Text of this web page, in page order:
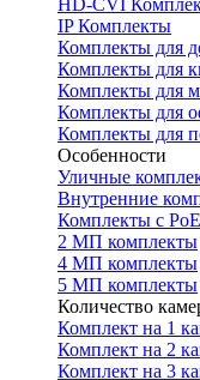
HD-CVI
IP Комплекты
Комплекты для
Комплекты для
Комплекты для
Комплекты для
Комплекты для
Особенности
Уличные
Внутренние
Комплекты с
2 МП комплекты
4 МП комплекты
5 МП комплекты
Количество
Комплект на 1
Комплект на 2
Комплект на 3